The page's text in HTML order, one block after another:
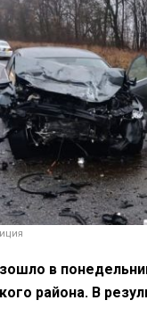
в
района. В